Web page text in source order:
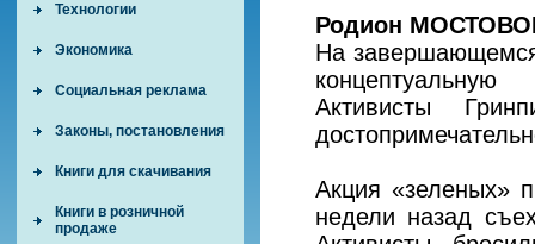
Технологии
Экономика
Социальная реклама
Законы, постановления
Книги для скачивания
Книги в розничной
продаже
Родион
На
Активисты
Акция «зеленых»
недели назад